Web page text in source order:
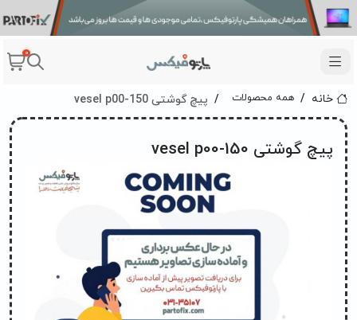
0
خانه همه محصولات پيچ گوشتی vesel p00-150
پيچ گوشتی vesel p00-150